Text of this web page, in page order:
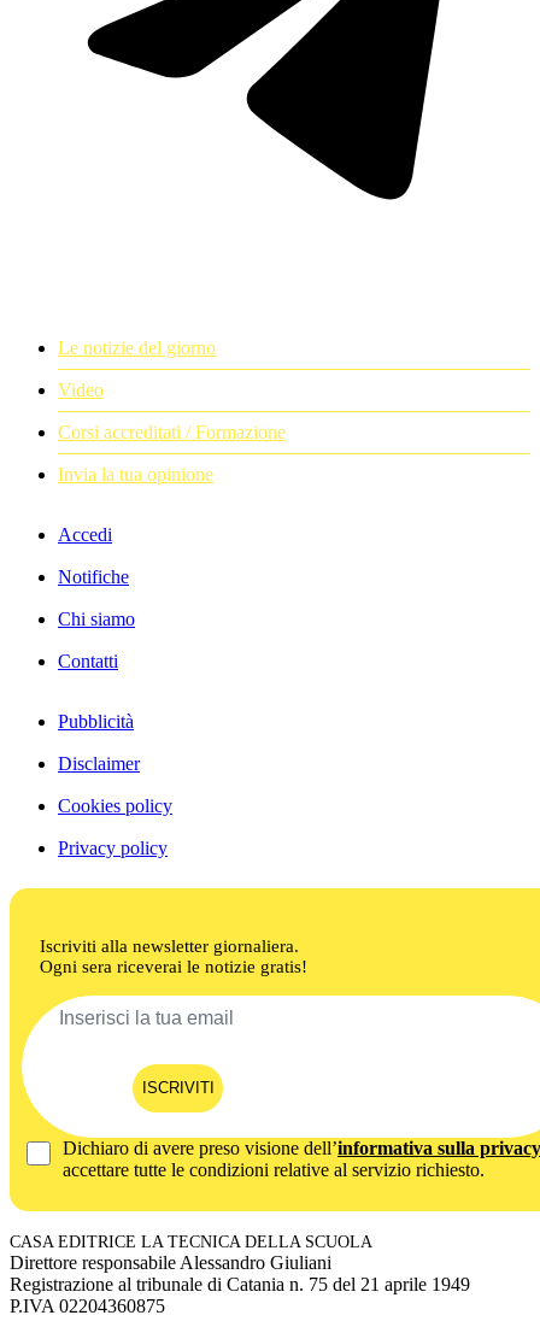
Le notizie del giorno
Video
Corsi accreditati / Formazione
Invia la tua opinione
Accedi
Notifiche
Chi siamo
Contatti
Pubblicità
Disclaimer
Cookies policy
Privacy policy
Iscriviti alla newsletter giornaliera.
Ogni sera riceverai le notizie gratis!
ISCRIVITI
Dichiaro di avere preso visione dell’informativa sulla privacy
accettare tutte le condizioni relative al servizio richiesto.
CASA EDITRICE LA TECNICA DELLA SCUOLA
Direttore responsabile Alessandro Giuliani
Registrazione al tribunale di Catania n. 75 del 21 aprile 1949
P.IVA 02204360875